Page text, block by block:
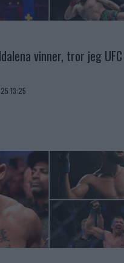
vinner, tror jeg
13:25